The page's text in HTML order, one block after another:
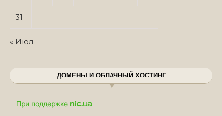
31
« Июл
ДОМЕНЫ И ОБЛАЧНЫЙ ХОСТИНГ